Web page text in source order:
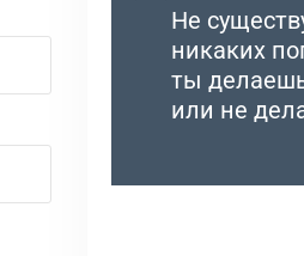
Не
никаких
ты
или не